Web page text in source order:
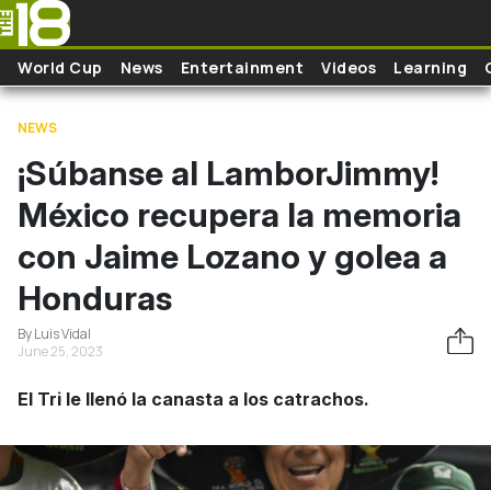
Skip to main content
World Cup News Entertainment Videos Learning
NEWS
¡Súbanse al LamborJimmy!
México recupera la memoria
con Jaime Lozano y golea a
Honduras
By Luis Vidal
June 25, 2023
El Tri le llenó la canasta a los catrachos.